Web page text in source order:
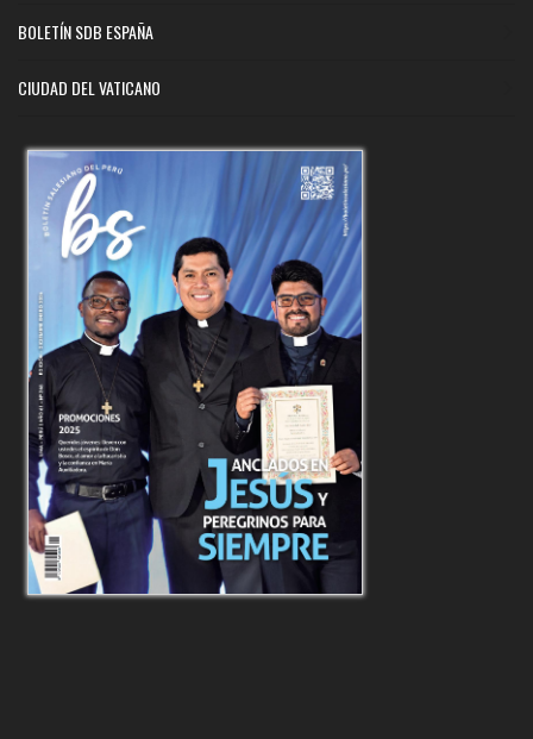
BOLETÍN SDB ESPAÑA
CIUDAD DEL VATICANO